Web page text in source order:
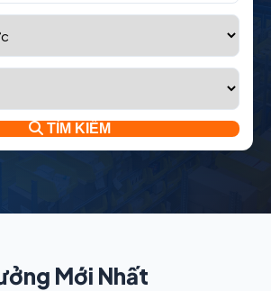
TÌM KIẾM
Mới Nhất